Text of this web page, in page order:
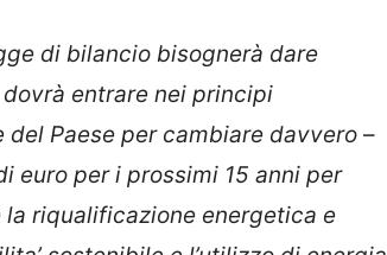
di bilancio bisognerà dare
entrare nei principi
Paese per cambiare davvero –
euro per i prossimi 15 anni per
riqualificazione energetica e